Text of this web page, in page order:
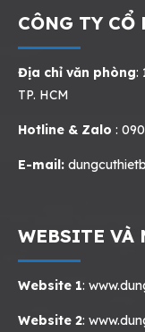
CÔNG TY
Địa chỉ văn phòng:
TP. HCM
Hotline & Zalo :
E-mail:
WEBSITE VÀ
Website 1:
Website 2: